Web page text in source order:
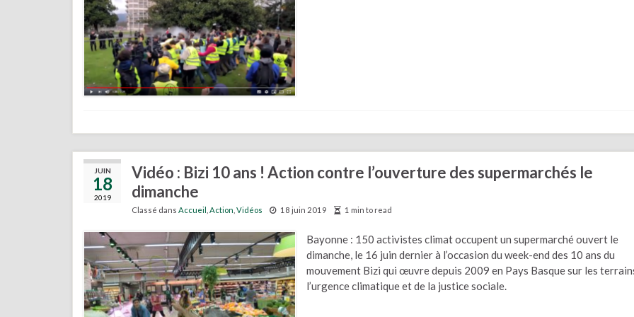
JUIN
18
2019
Vidéo : Bizi 10 ans ! Action contre l’ouverture des supermarchés le
dimanche
Classé dans Accueil Action Vidéos 18 juin 2019 1 min to read
Bayonne : 150 activistes climat occupent un supermarché ouvert le
dimanche, le 16 juin dernier à l’occasion du week-end des 10 ans du
mouvement Bizi qui œuvre depuis 2009 en Pays Basque sur les
l’urgence climatique et de la justice sociale.